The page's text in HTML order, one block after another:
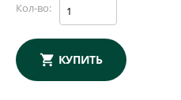
Кол-во:
КУПИТЬ